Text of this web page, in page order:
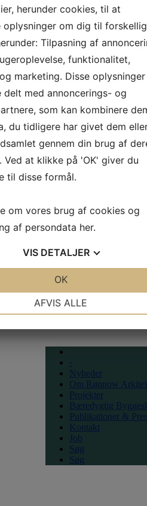
en ny hjemmeside med støtte
Nyheder
Om Rønnow
Projekter
Bæredygtig
Publikationer &
Kontakt
Job
Søg
Søg
herunder cookies, til at
oplysninger om dig til
Tilpasning af
funktionalitet,
marketing. Disse oplysninger
delt med annoncerings- og
som kan kombinere
du tidligere har givet dem
gennem din brug af
Ved at klikke på 'OK' giver du
til disse formål.
om vores brug af cookies og
af persondata her.
VIS DETALJER
AFVIS ALLE
OK